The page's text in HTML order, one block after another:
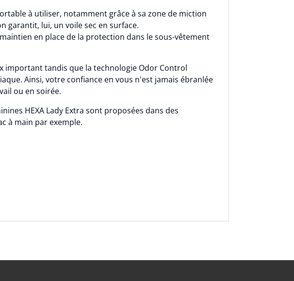
à utiliser, notamment grâce à sa zone de miction
garantit, lui, un voile sec en surface.
en place de la protection dans le sous-vêtement
important tandis que la technologie Odor Control
Ainsi, votre confiance en vous n'est jamais ébranlée
ou en soirée.
HEXA Lady Extra sont proposées dans des
à main par exemple.